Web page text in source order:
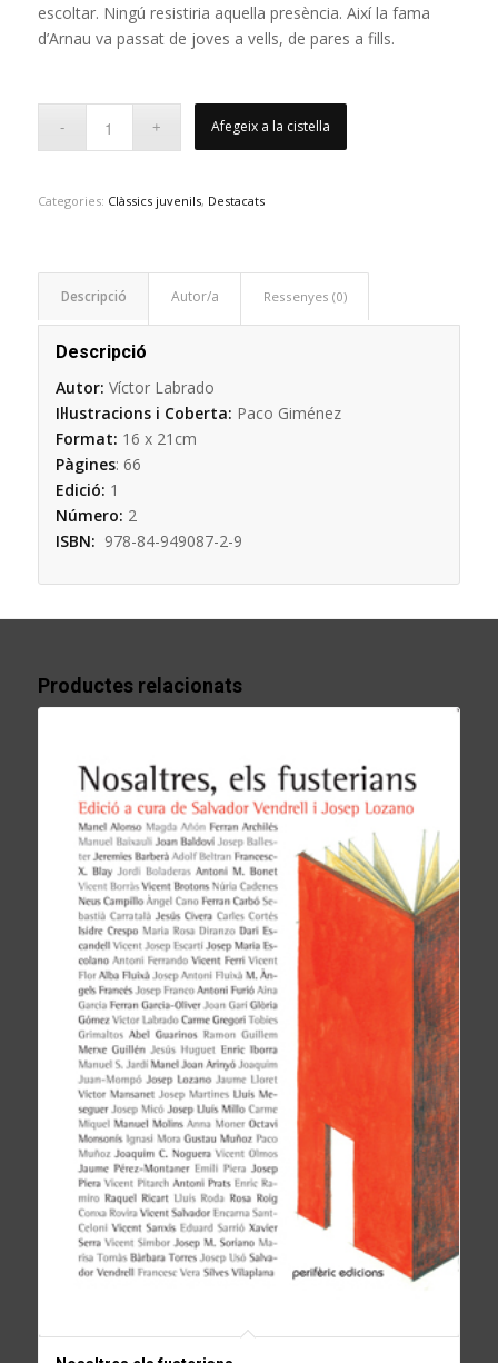
escoltar. Ningú resistiria aquella presència. Així la fama
d’Arnau va passat de joves a vells, de pares a fills.
Afegeix a la cistella
Categories: Clàssics juvenils, Destacats
Descripció Ressenyes (0)
Descripció
Autor: Víctor Labrado
Il·lustracions i Coberta: Paco Giménez
Format: 16 x 21cm
Pàgines: 66
Edició: 1
Número: 2
ISBN: 978-84-949087-2-9
Productes relacionats